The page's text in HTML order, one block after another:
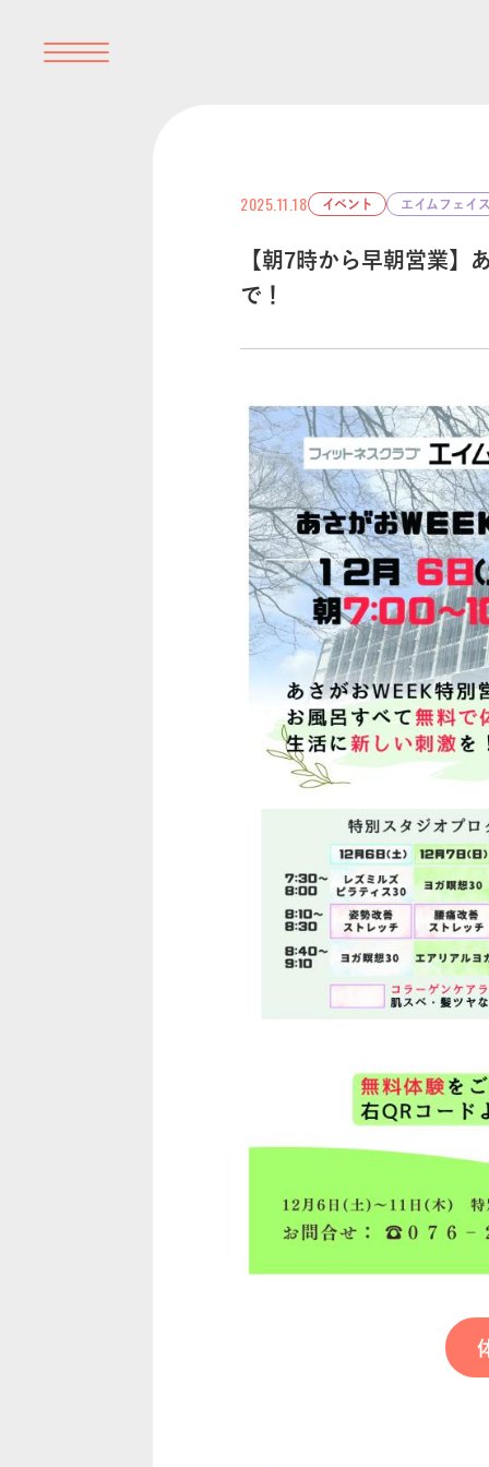
2025.11.18 イベント エイムフェイス
【朝7時から早朝営業】
で！